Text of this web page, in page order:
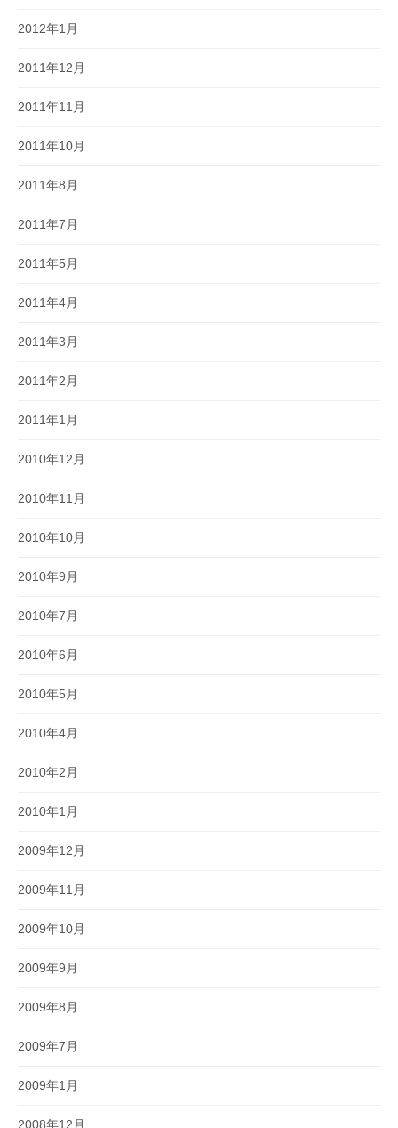
2012年1月
2011年12月
2011年11月
2011年10月
2011年8月
2011年7月
2011年5月
2011年4月
2011年3月
2011年2月
2011年1月
2010年12月
2010年11月
2010年10月
2010年9月
2010年7月
2010年6月
2010年5月
2010年4月
2010年2月
2010年1月
2009年12月
2009年11月
2009年10月
2009年9月
2009年8月
2009年7月
2009年1月
2008年12月